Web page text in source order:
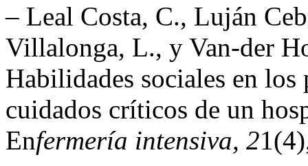
– Leal Costa, C., Luján
Villalonga, L., y Van-der
Habilidades sociales en
cuidados críticos de un
Enfermería intensiva, 2